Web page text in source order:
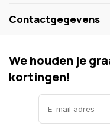
Contactgegevens
We houden je
kortingen!